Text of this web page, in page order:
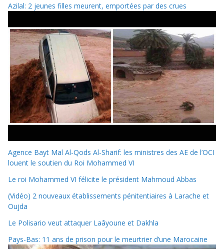
Azilal: 2 jeunes filles meurent, emportées par des crues
Agence Bayt Mal Al-Qods Al-Sharif: les ministres des AE de l’OCI
louent le soutien du Roi Mohammed VI
Le roi Mohammed VI félicite le président Mahmoud Abbas
(Vidéo) 2 nouveaux établissements pénitentiaires à Larache et
Oujda
Le Polisario veut attaquer Laâyoune et Dakhla
Pays-Bas: 11 ans de prison pour le meurtrier d’une Marocaine